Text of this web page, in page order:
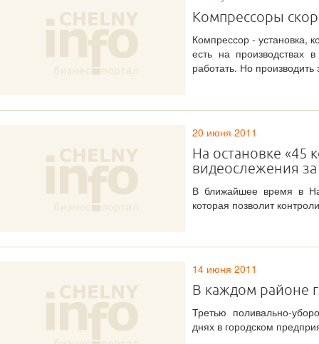
Компрессоры
Компрессор - установка,
есть на производствах
работать. Но производить
20 июня 2011
На остановке «45
видеослежения
В ближайшее время в
которая позволит
14 июня 2011
В каждом районе
Третью поливально-
днях в городском